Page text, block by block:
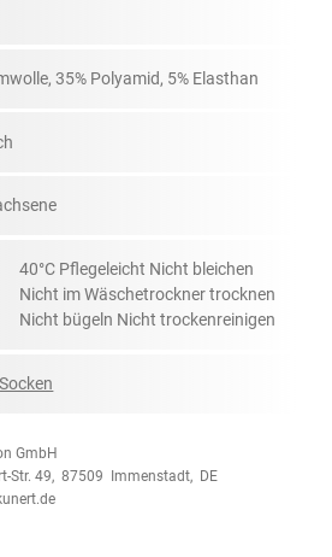
35% Polyamid, 5% Elasthan
40°C Pflegeleicht Nicht bleichen
Nicht im Wäschetrockner trocknen
Nicht bügeln Nicht trockenreinigen
Socken
GmbH
Str. 49, 87509 Immenstadt, DE